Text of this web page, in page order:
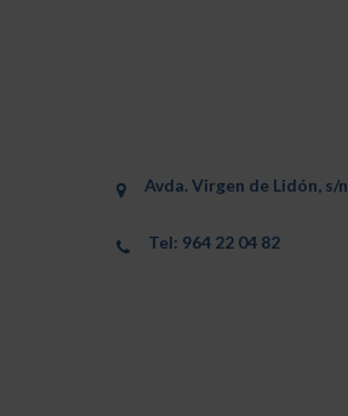
Avda. Virgen de Lidón, s/n
Tel: 964 22 04 82